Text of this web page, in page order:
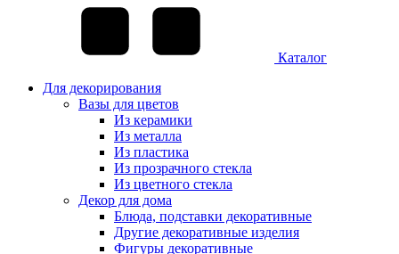
Каталог
Для декорирования
Вазы для цветов
Из керамики
Из металла
Из пластика
Из прозрачного стекла
Из цветного стекла
Декор для дома
Блюда, подставки декоративные
Другие декоративные изделия
Фигуры декоративные